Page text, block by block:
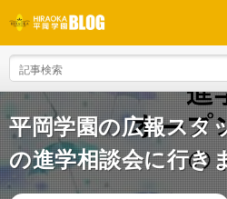
平岡学園の広報スタ
の進学相談会に行き